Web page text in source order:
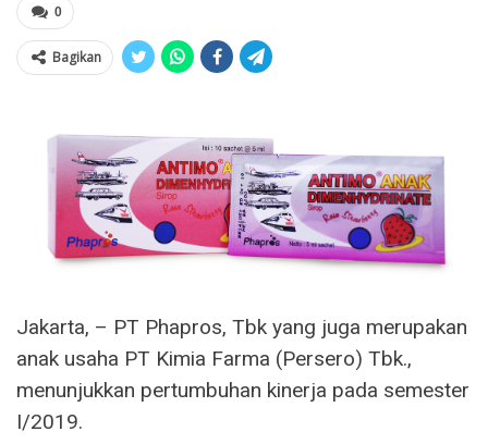
0
Bagikan
Jakarta, – PT Phapros, Tbk yang juga merupakan
anak usaha PT Kimia Farma (Persero) Tbk.,
menunjukkan pertumbuhan kinerja pada semester
I/2019.